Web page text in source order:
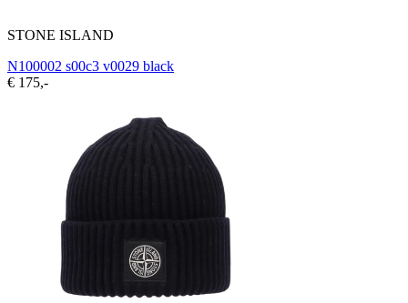
STONE ISLAND
N100002 s00c3 v0029 black
€ 175,-